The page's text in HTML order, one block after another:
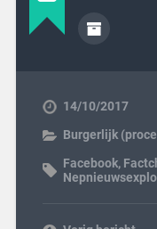
14/10/2017
Burgerlijk
Facebook,